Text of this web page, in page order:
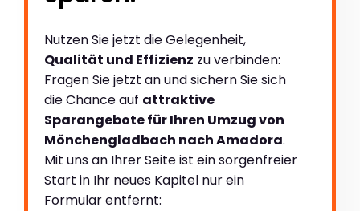
Nutzen Sie jetzt die Gelegenheit,
Qualität und Effizienz zu verbinden:
Fragen Sie jetzt an und sichern Sie sich
die Chance auf attraktive
Sparangebote für Ihren Umzug von
Mönchengladbach nach Amadora.
Mit uns an Ihrer Seite ist ein sorgenfreier
Start in Ihr neues Kapitel nur ein
Formular entfernt: